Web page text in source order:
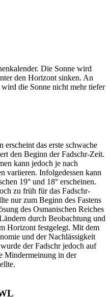
Die Sonne wird
den Horizont sinken. An
die Sonne nicht mehr tiefer
das erste schwache
den Beginn der Fadschr-Zeit.
kann jedoch je nach
variieren. Infolgedessen kann
19° und 18° erscheinen.
zu früh für das Fadschr-
nur zum Beginn des Fastens
des Osmanischen Reiches
durch Beobachtung und
Horizont festgelegt. Mit dem
und der Nachlässigkeit
der Fadschr jedoch auf
Mindermeinung in der